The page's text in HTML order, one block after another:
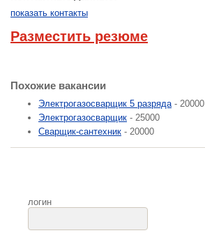
показать контакты
Разместить резюме
Похожие вакансии
Электрогазосварщик 5 разряда- 20000
Электрогазосварщик - 25000
Сварщик-сантехник - 20000
логин